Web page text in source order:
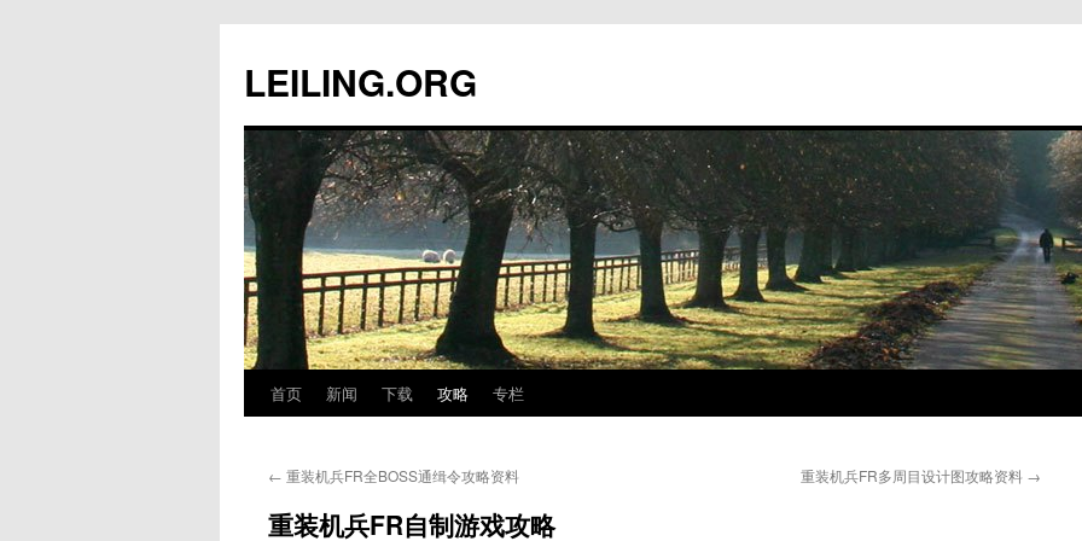
文
LEILING.ORG
首页 新闻 下载 攻略 专栏
← 重装机兵FR全BOSS通缉令攻略资料 重装机兵FR多周目设计图攻略资料 →
重装机兵FR自制游戏攻略